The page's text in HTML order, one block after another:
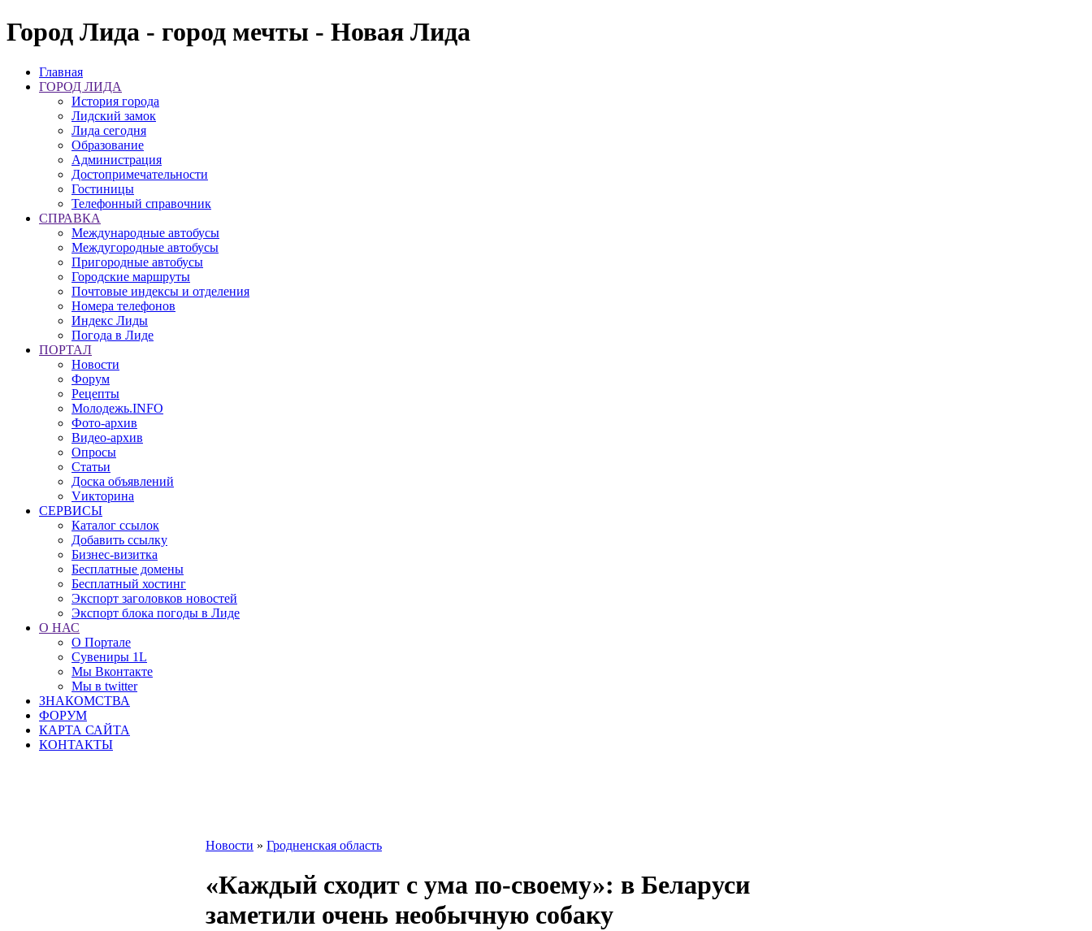
Город Лида - город мечты - Новая Лида
Главная
ГОРОД ЛИДА
История города
Лидский замок
Лида сегодня
Образование
Администрация
Достопримечательности
Гостиницы
Телефонный справочник
СПРАВКА
Международные автобусы
Междугородные автобусы
Пригородные автобусы
Городские маршруты
Почтовые индексы и отделения
Номера телефонов
Индекс Лиды
Погода в Лиде
ПОРТАЛ
Новости
Форум
Рецепты
Молодежь.INFO
Фото-архив
Видео-архив
Опросы
Статьи
Доска объявлений
Vикторина
СЕРВИСЫ
Каталог ссылок
Добавить ссылку
Бизнес-визитка
Бесплатные домены
Бесплатный хостинг
Экспорт заголовков новостей
Экспорт блока погоды в Лиде
О НАС
О Портале
Сувениры 1L
Мы Вконтакте
Мы в twitter
ЗНАКОМСТВА
ФОРУМ
КАРТА САЙТА
КОНТАКТЫ
Новости » Гродненская область
«Каждый сходит с ума по-своему»: в Беларуси
заметили очень необычную собаку